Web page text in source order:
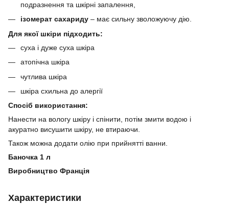
подразнення та шкірні запалення,
ізомерат сахариду – має сильну зволожуючу дію.
Для якої шкіри підходить:
суха і дуже суха шкіра
атопічна шкіра
чутлива шкіра
шкіра схильна до алергії
Спосіб використання:
Нанести на вологу шкіру і спінити, потім змити водою і
акуратно висушити шкіру, не втираючи.
Також можна додати олію при прийнятті ванни.
Баночка 1 л
Виробництво Франція
Характеристики